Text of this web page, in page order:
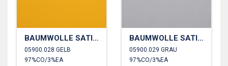
BAUMWOLLE SATIN STRETCH
05900.028 GELB
97%CO/3%EA
BAUMWOLLE SATIN STRETCH
05900.029 GRAU
97%CO/3%EA